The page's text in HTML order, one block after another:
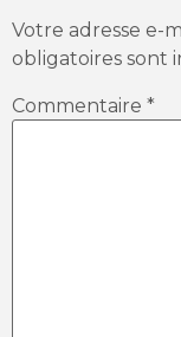
Votre adresse e-
obligatoires sont
Commentaire *